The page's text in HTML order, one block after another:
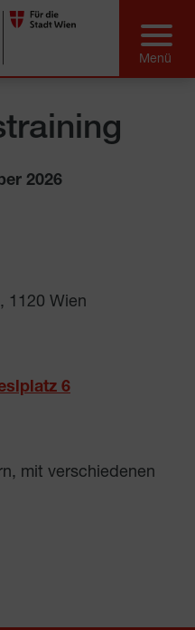
2026
, 1120 Wien
6
mit verschiedenen